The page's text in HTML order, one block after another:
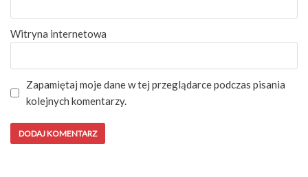
Witryna internetowa
Zapamiętaj moje dane w tej przeglądarce podczas pisania
kolejnych komentarzy.